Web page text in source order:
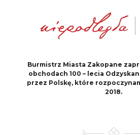
Burmistrz Miasta Zakopane
obchodach 100 – lecia
przez Polskę, które
2018.